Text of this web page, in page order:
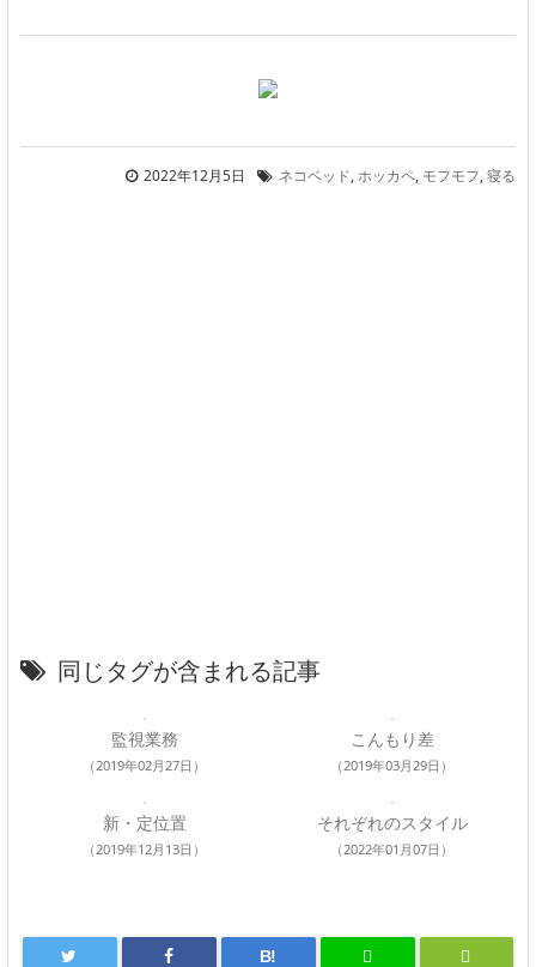
2022年12月5日 ネコベッド,ホッカペ, モフモフ,寝る
同じタグが含まれる記事
監視業務
（2019年02月27日）
こんもり差
（2019年03月29日）
新・定位置
（2019年12月13日）
それぞれのスタイル
（2022年01月07日）
B!